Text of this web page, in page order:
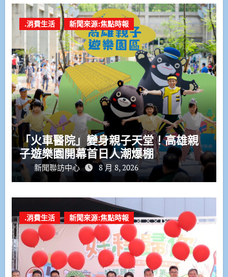
.消費生活 新聞來源:焦點時報
「火車醫院」變身親子天堂！高雄親
子遊樂園開幕首日人潮爆棚
新聞聯訪中心 8 月 8, 2026
.消費生活 新聞來源:焦點時報